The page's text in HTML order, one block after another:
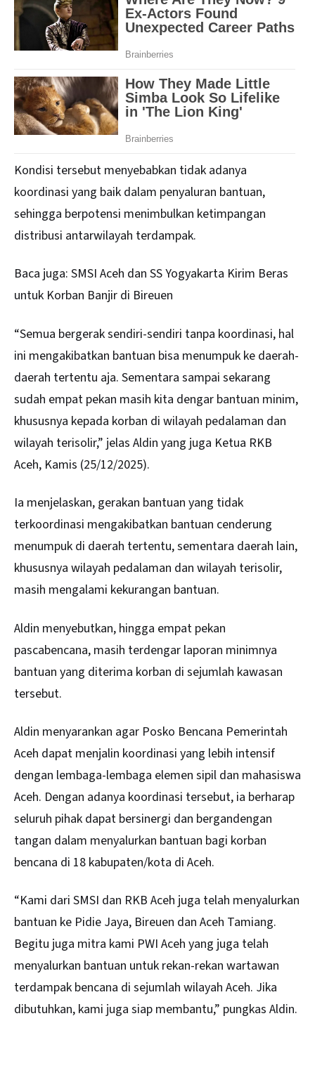
Kondisi tersebut menyebabkan tidak adanya
koordinasi yang baik dalam penyaluran bantuan,
sehingga berpotensi menimbulkan ketimpangan
distribusi antarwilayah terdampak.
Baca juga: SMSI Aceh dan SS Yogyakarta Kirim Beras
untuk Korban Banjir di Bireuen
“Semua bergerak sendiri-sendiri tanpa koordinasi, hal
ini mengakibatkan bantuan bisa menumpuk ke daerah-
daerah tertentu aja. Sementara sampai sekarang
sudah empat pekan masih kita dengar bantuan minim,
khususnya kepada korban di wilayah pedalaman dan
wilayah terisolir,” jelas Aldin yang juga Ketua RKB
Aceh, Kamis (25/12/2025).
Ia menjelaskan, gerakan bantuan yang tidak
terkoordinasi mengakibatkan bantuan cenderung
menumpuk di daerah tertentu, sementara daerah lain,
khususnya wilayah pedalaman dan wilayah terisolir,
masih mengalami kekurangan bantuan.
Aldin menyebutkan, hingga empat pekan
pascabencana, masih terdengar laporan minimnya
bantuan yang diterima korban di sejumlah kawasan
tersebut.
Aldin menyarankan agar Posko Bencana Pemerintah
Aceh dapat menjalin koordinasi yang lebih intensif
dengan lembaga-lembaga elemen sipil dan mahasiswa
Aceh. Dengan adanya koordinasi tersebut, ia berharap
seluruh pihak dapat bersinergi dan bergandengan
tangan dalam menyalurkan bantuan bagi korban
bencana di 18 kabupaten/kota di Aceh.
“Kami dari SMSI dan RKB Aceh juga telah menyalurkan
bantuan ke Pidie Jaya, Bireuen dan Aceh Tamiang.
Begitu juga mitra kami PWI Aceh yang juga telah
menyalurkan bantuan untuk rekan-rekan wartawan
terdampak bencana di sejumlah wilayah Aceh. Jika
dibutuhkan, kami juga siap membantu,” pungkas Aldin.